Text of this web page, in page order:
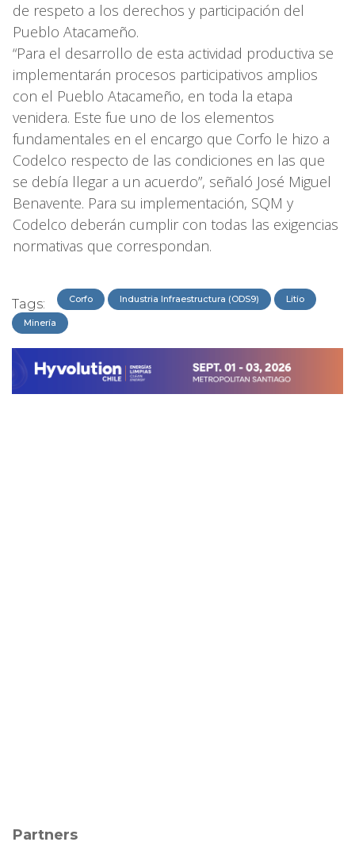
de respeto a los derechos y participación del
Pueblo Atacameño.
“Para el desarrollo de esta actividad productiva se
implementarán procesos participativos amplios
con el Pueblo Atacameño, en toda la etapa
venidera. Este fue uno de los elementos
fundamentales en el encargo que Corfo le hizo a
Codelco respecto de las condiciones en las que
se debía llegar a un acuerdo”, señaló José Miguel
Benavente. Para su implementación, SQM y
Codelco deberán cumplir con todas las exigencias
normativas que correspondan.
Tags: Corfo Industria Infraestructura (ODS9) Litio
Minería
Partners